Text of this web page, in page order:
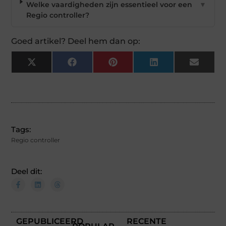
Welke vaardigheden zijn essentieel voor een
Regio controller?
▼
Goed artikel? Deel hem dan op:
X
(Twitter)
Facebook Pinterest LinkedIn Email
Tags:
Regio controller
Deel dit:
GEPUBLICEERD
RECENTE